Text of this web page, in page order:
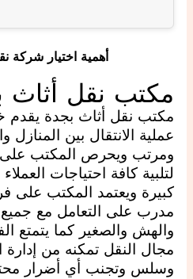
أهمية اختيار شركة
مكتب نقل أثاث
مكتب نقل أثاث بجدة يقدم
عملية الانتقال بين
ومرتب ويحرص المكتب على
لتلبية كافة احتياجات
كبيرة ويعتمد المكتب
مدرب على التعامل مع جميع
والهش والصغير كما يتمتع
مجال النقل تمكنه من
وسلس وتجنب أي أضرار